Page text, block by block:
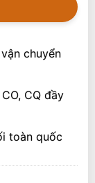
chuyển
CQ đầy
toàn quốc